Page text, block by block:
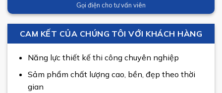
Gọi điện cho tư vấn viên
CAM KẾT CỦA CHÚNG TÔI VỚI KHÁCH HÀNG
Năng lực thiết kế thi công chuyên nghiệp
Sảm phẩm chất lượng cao, bền, đẹp theo thời
gian